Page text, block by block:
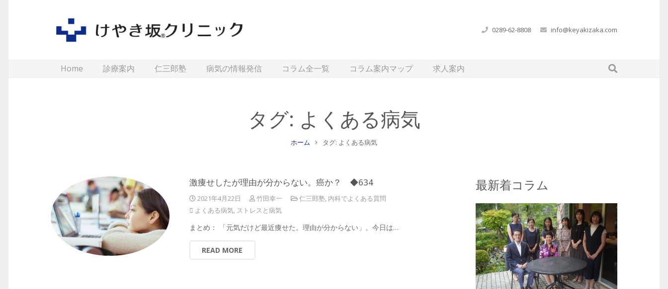
0289-62-8808 info@keyakizaka.com
Home 診療案内 仁三郎塾 病気の情報発信 コラム全一覧 コラム案内マップ 求人案内
タグ: よくある病気
ホーム タグ: よくある病気
激痩せしたが理由が分からない。癌か？ ◆634
2021年4月22日 竹田幸一 仁三郎塾, 内科でよくある質問
よくある病気, ストレスと病気
まとめ： 「元気だけど最近痩せた。理由が分からない」。今日は…
READ MORE
最新着コラム